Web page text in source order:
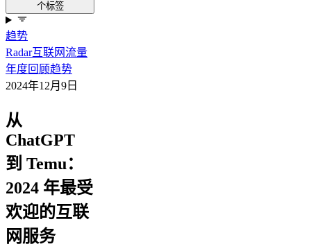
个标签
趋势
Radar互联网流量
年度回顾趋势
2024年12月9日
从
ChatGPT
到 Temu：
2024 年最受
欢迎的互联
网服务